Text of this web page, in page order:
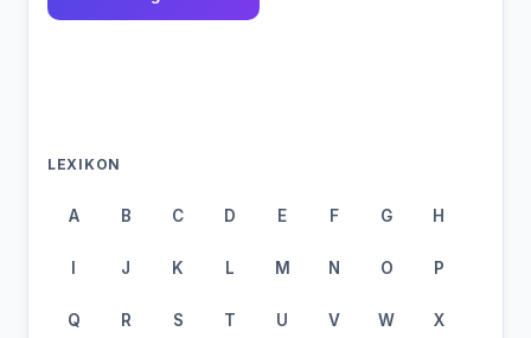
LEXIKON
A B C D E F G H
I J K L M N O P
Q R S T U V W X